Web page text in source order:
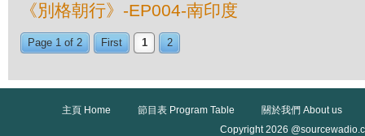
《別格朝行》-EP004-南印度
Page 1 of 2 First 1 2
主頁 Home 節目表 Program Table
關於我們 About us
Copyright 2026